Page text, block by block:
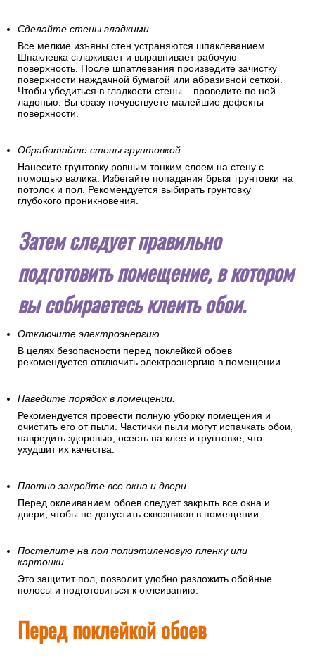
Сделайте стены гладкими.
Все мелкие изъяны стен устраняются шпаклеванием.
Шпаклевка сглаживает и выравнивает рабочую
поверхность. После шпатлевания произведите зачистку
поверхности наждачной бумагой или абразивной сеткой.
Чтобы убедиться в гладкости стены – проведите по ней
ладонью. Вы сразу почувствуете малейшие дефекты
поверхности.
Обработайте стены грунтовкой.
Нанесите грунтовку ровным тонким слоем на стену с
помощью валика. Избегайте попадания брызг грунтовки на
потолок и пол. Рекомендуется выбирать грунтовку
глубокого проникновения.
Затем следует правильно
подготовить помещение, в котором
вы собираетесь клеить обои.
Отключите электроэнергию.
В целях безопасности перед поклейкой обоев
рекомендуется отключить электроэнергию в помещении.
Наведите порядок в помещении.
Рекомендуется провести полную уборку помещения и
очистить его от пыли. Частички пыли могут испачкать обои,
навредить здоровью, осесть на клее и грунтовке, что
ухудшит их качества.
Плотно закройте все окна и двери.
Перед оклеиванием обоев следует закрыть все окна и
двери, чтобы не допустить сквозняков в помещении.
Постелите на пол полиэтиленовую пленку или
картонки.
Это защитит пол, позволит удобно разложить обойные
полосы и подготовиться к оклеиванию.
Перед поклейкой обоев